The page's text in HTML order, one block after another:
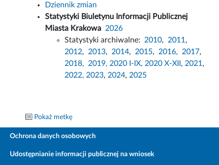
Dziennik zmian
Statystyki Biuletynu Informacji Publicznej
Miasta Krakowa 2026
Statystyki archiwalne: 2010, 2011,
2012, 2013, 2014, 2015, 2016, 2017,
2018,
2019, 2020 I-IX, 2020 X-XII , 2021,
2022, 2023, 2024, 2025
Pokaż metkę
Ochrona danych osobowych
Udostępnianie informacji publicznej na wniosek